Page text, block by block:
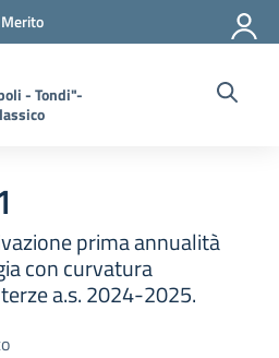
- Tondi"-
prima annualità
con curvatura
a.s. 2024-2025.